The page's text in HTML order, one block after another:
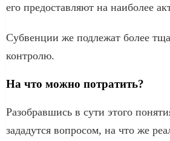
его предоставляют на наиболее
Субвенции же подлежат более
контролю.
На что можно потратить?
Разобравшись в сути этого
зададутся вопросом, на что же